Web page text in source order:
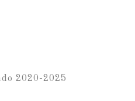
2020-2025